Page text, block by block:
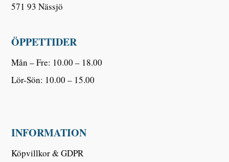
571 93 Nässjö
ÖPPETTIDER
Mån – Fre: 10.00 – 18.00
Lör-Sön: 10.00 – 15.00
INFORMATION
Köpvillkor & GDPR